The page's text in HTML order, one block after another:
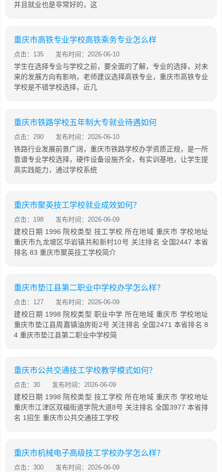
并且就业也是非常好的，这
重庆市高铁专业学校高铁乘务专业怎么样
点击：135 发布时间：2026-06-10
学生在选择专业与学校之前，要全面的了解，专业的选择，对未
来的发展方向有影响，老师建议选择高铁专业，重庆市高铁专业
学校是不错学校选择，近几
重庆市铁路学校五年制大专就业待遇如何
点击：290 发布时间：2026-06-10
铁路行业发展前景广阔，重庆市铁路学校办学资质正规，是一所
靠谱专业学校选择，硬件设备设施齐全，有实训基地，让学生提
高实践能力，通过学校系统
重庆市聚英技工学校就业成效如何？
点击：198 发布时间：2026-06-09
建校日期 1996 院校类型 技工学校 所在地域 重庆市 学校地址
重庆市九龙坡区华岩镇共和新村10号 关注排名 全国2447 本省
排名 83 重庆市聚英技工学校简介
重庆市垫江县第二职业中学校办学怎么样？
点击：127 发布时间：2026-06-09
建校日期 1998 院校类型 职业中学 所在地域 重庆市 学校地址
重庆市垫江县周嘉镇油房街2号 关注排名 全国2471 本省排名 8
4 重庆市垫江县第二职业中学校简
重庆市公共交通技工学校教学模式如何？
点击：30 发布时间：2026-06-09
建校日期 1998 院校类型 技工学校 所在地域 重庆市 学校地址
重庆市江津区双福街道学院大道8号 关注排名 全国3977 本省排
名 1招生 重庆市公共交通技工学校
重庆市机械电子高级技工学校办学怎么样？
点击：300 发布时间：2026-06-09